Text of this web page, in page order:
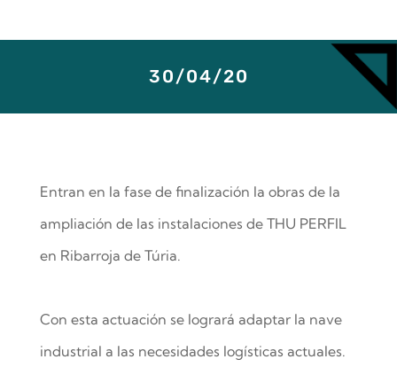
30/04/20
Entran en la fase de finalización la obras de la
ampliación de las instalaciones de THU PERFIL
en Ribarroja de Túria.
Con esta actuación se logrará adaptar la nave
industrial a las necesidades logísticas actuales.